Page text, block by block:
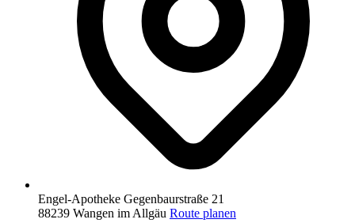
Engel-Apotheke Gegenbaurstraße 21
88239 Wangen im Allgäu Route planen